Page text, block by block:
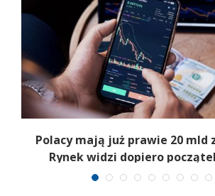
Polacy mają już prawie 20 mld
Rynek widzi dopiero